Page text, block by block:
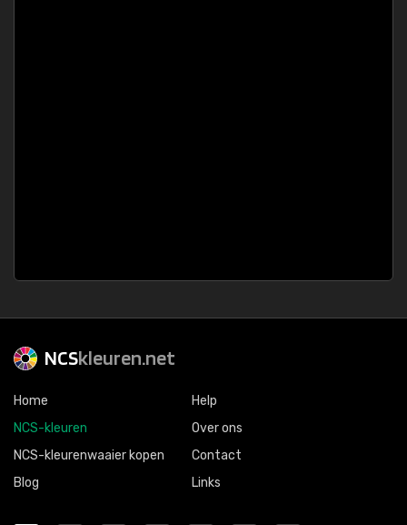
NCSkleuren.net
Home
NCS-kleuren
NCS-kleurenwaaier kopen
Blog
Help
Over ons
Contact
Links